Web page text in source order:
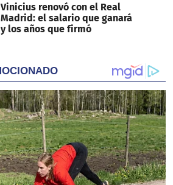
Vinicius renovó con el Real
Madrid: el salario que ganará
y los años que firmó